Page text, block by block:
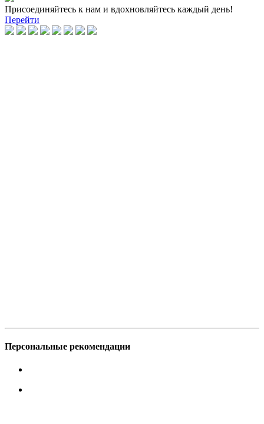
Присоединяйтесь к нам и вдохновляйтесь каждый день!
Перейти
Персональные рекомендации